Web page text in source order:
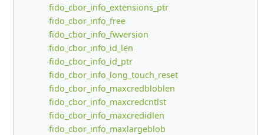
fido_cbor_info_extensions_ptr
fido_cbor_info_free
fido_cbor_info_fwversion
fido_cbor_info_id_len
fido_cbor_info_id_ptr
fido_cbor_info_long_touch_reset
fido_cbor_info_maxcredbloblen
fido_cbor_info_maxcredcntlst
fido_cbor_info_maxcredidlen
fido_cbor_info_maxlargeblob